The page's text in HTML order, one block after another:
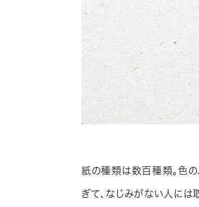
紙の種類は数百種類。色
ぎて、なじみがない人には